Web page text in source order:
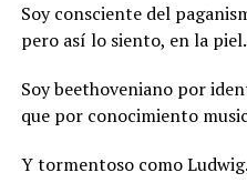
Soy consciente del
pero así lo siento, en la piel.
Soy beethoveniano por
que por conocimiento
Y tormentoso como Ludwig.